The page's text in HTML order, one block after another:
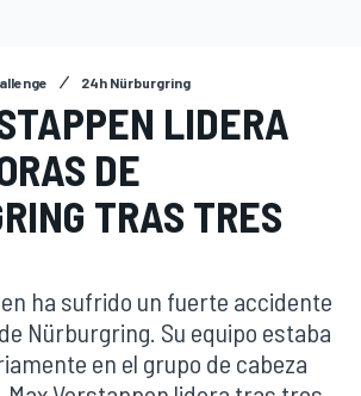
24h Nürburgring
LIDERA
DE
TRAS TRES
ha sufrido un fuerte accidente
Nürburgring. Su equipo estaba
en el grupo de cabeza